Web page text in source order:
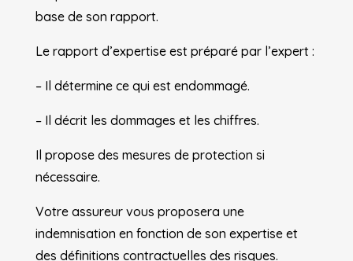
base de son rapport.
Le rapport d’expertise est préparé par l’expert :
– Il détermine ce qui est endommagé.
– Il décrit les dommages et les chiffres.
Il propose des mesures de protection si
nécessaire.
Votre assureur vous proposera une
indemnisation en fonction de son expertise et
des définitions contractuelles des risques.